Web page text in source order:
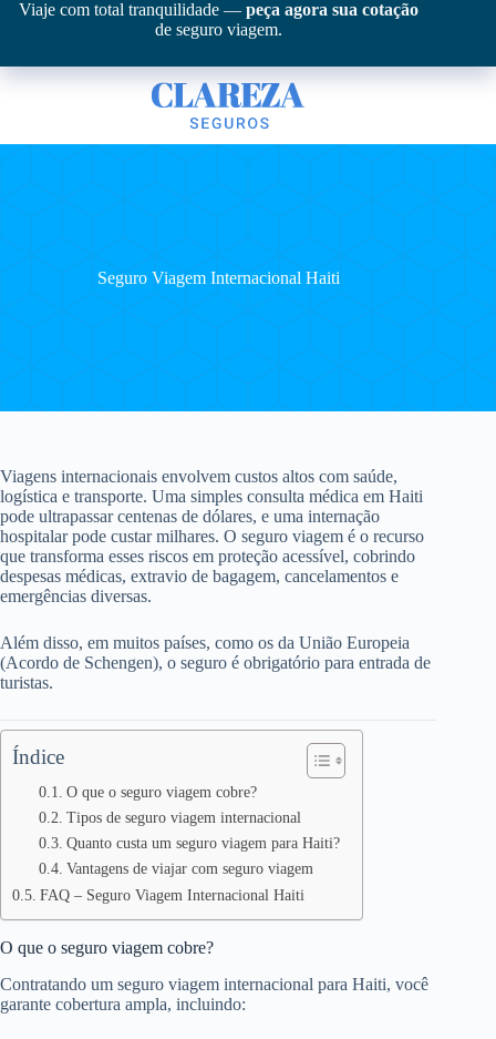
Pular
conteúdo
Viaje com total tranquilidade — peça agora sua cotação
de seguro viagem.
Seguro Viagem Internacional Haiti
Viagens internacionais envolvem custos altos com saúde,
logística e transporte. Uma simples consulta médica em Haiti
pode ultrapassar centenas de dólares, e uma internação
hospitalar pode custar milhares. O seguro viagem é o recurso
que transforma esses riscos em proteção acessível, cobrindo
despesas médicas, extravio de bagagem, cancelamentos e
emergências diversas.
Além disso, em muitos países, como os da União Europeia
(Acordo de Schengen), o seguro é obrigatório para entrada de
turistas.
Índice
O que o seguro viagem cobre?
Tipos de seguro viagem internacional
Quanto custa um seguro viagem para Haiti?
Vantagens de viajar com seguro viagem
FAQ – Seguro Viagem Internacional Haiti
O que o seguro viagem cobre?
Contratando um seguro viagem internacional para Haiti, você
garante cobertura ampla, incluindo: